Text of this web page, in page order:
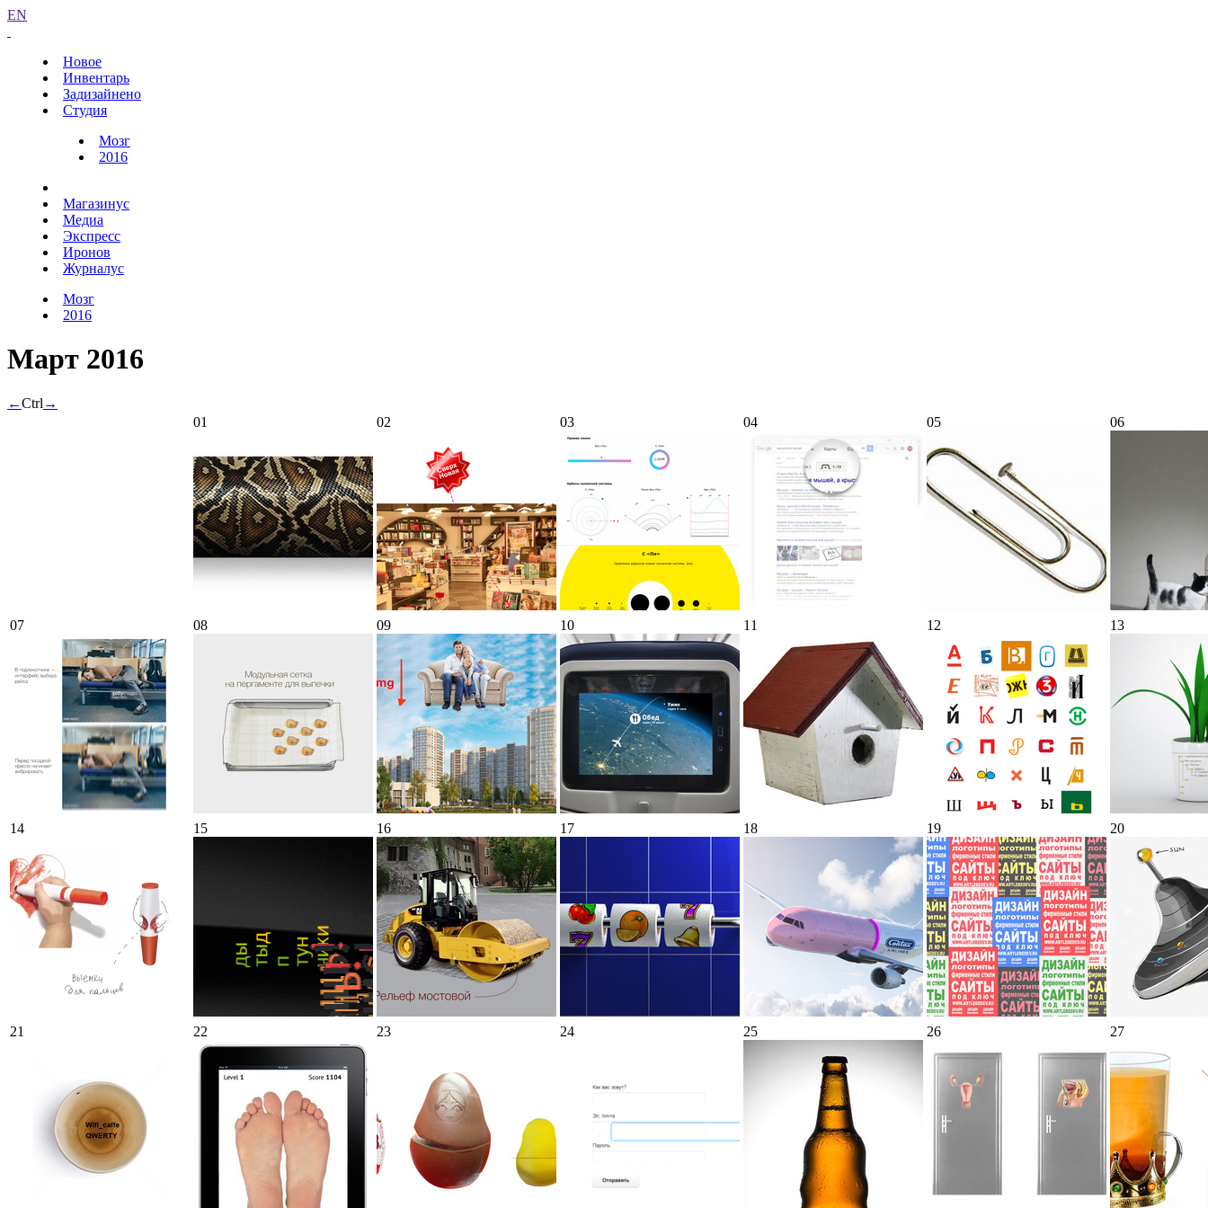
EN
Новое
Инвентарь
Задизайнено
Студия
Мозг
2016
Магазинус
Медиа
Экспресс
Иронов
Журналус
Мозг
2016
Март 2016
←Ctrl →
01
02 03 04 05 06
07 08 09 10 11 12 13
14 15 16 17 18 19 20
21 22 23 24 25 26 27